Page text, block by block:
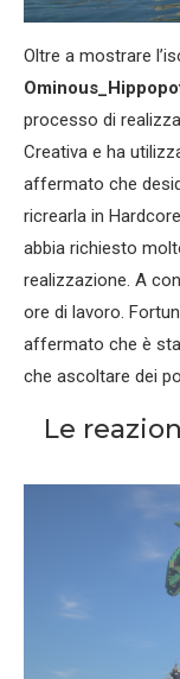
Oltre a mostrare
processo di
Creativa e ha
affermato che
ricrearla in
abbia richiesto
realizzazione. A
ore di lavoro.
affermato che è
che ascoltare dei
Le